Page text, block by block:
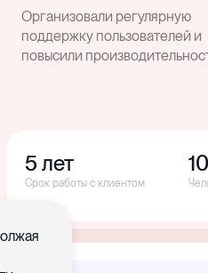
Организовали регулярную
поддержку пользователей и
повысили
5 лет
Срок работы с клиентом
10